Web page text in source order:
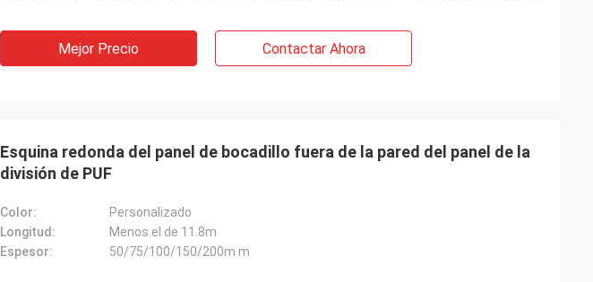
Mejor Precio Contactar Ahora
Esquina redonda del panel de bocadillo fuera de la pared del panel de la
división de PUF
Color:
Personalizado
Longitud:
Menos el de 11.8m
Espesor:
50/75/100/150/200m m